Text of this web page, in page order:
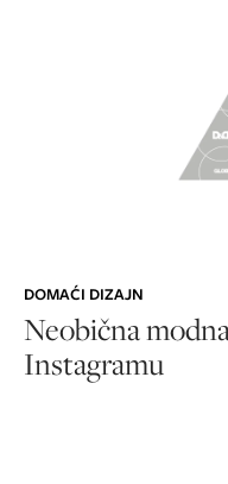
DOMAĆI DIZAJN
Neobična
Instagramu